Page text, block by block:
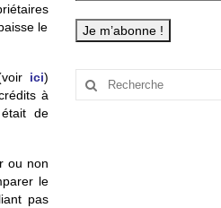
le
ici)
à
était de
ou non
le
pas
Rechercher